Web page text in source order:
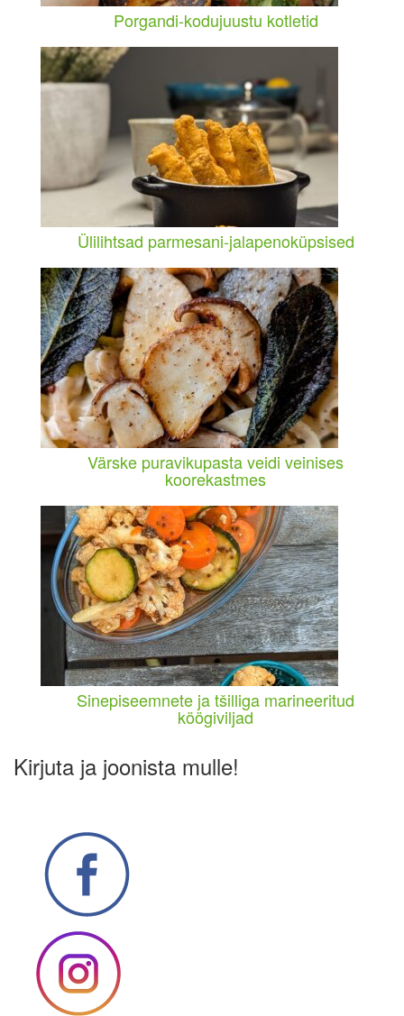
Porgandi-kodujuustu kotletid
Ülilihtsad parmesani-jalapenoküpsised
Värske puravikupasta veidi veinises
koorekastmes
Sinepiseemnete ja tšilliga marineeritud
köögiviljad
Kirjuta ja joonista mulle!